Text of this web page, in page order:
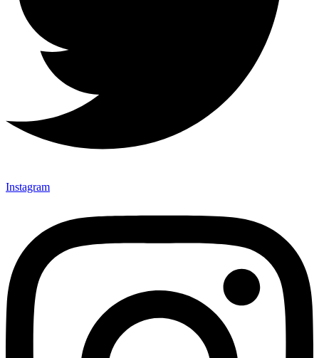
Instagram